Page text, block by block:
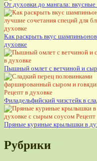
От духовки до мангала:
Как раскрыть вкус
духовке
Пышный омлет с ветчиной и
Филадельфийский чизстейк в
Пряные куриные крылышки в
Рубрики